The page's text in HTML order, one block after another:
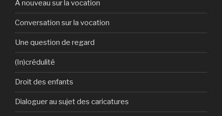
A nouveau sur la vocation
Conversation sur la vocation
Une question de regard
(In)crédulité
Droit des enfants
Dialoguer au sujet des caricatures